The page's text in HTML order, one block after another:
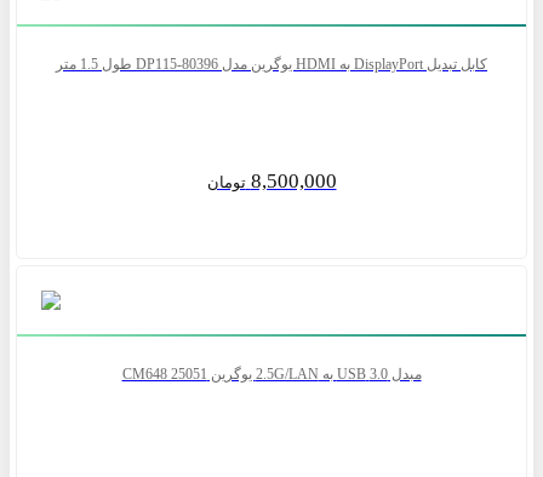
کابل تبدیل DisplayPort به HDMI یوگرین مدل DP115-80396 طول 1.5 متر
8,500,000 تومان
مبدل 3.0 USB به 2.5G/LAN یوگرین CM648 25051